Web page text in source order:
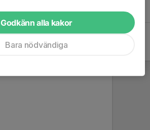
Godkänn alla kakor
Bara nödvändiga